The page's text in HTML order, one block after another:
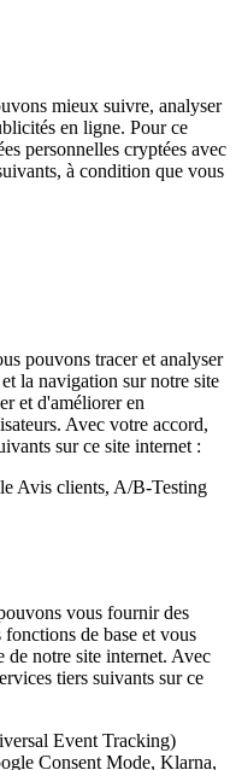
mieux suivre, analyser
en ligne. Pour ce
personnelles cryptées avec
à condition que vous
pouvons tracer et analyser
la navigation sur notre site
et d'améliorer en
Avec votre accord,
sur ce site internet :
Avis clients, A/B-Testing
vous fournir des
de base et vous
de notre site internet. Avec
tiers suivants sur ce
Event Tracking)
Consent Mode, Klarna,